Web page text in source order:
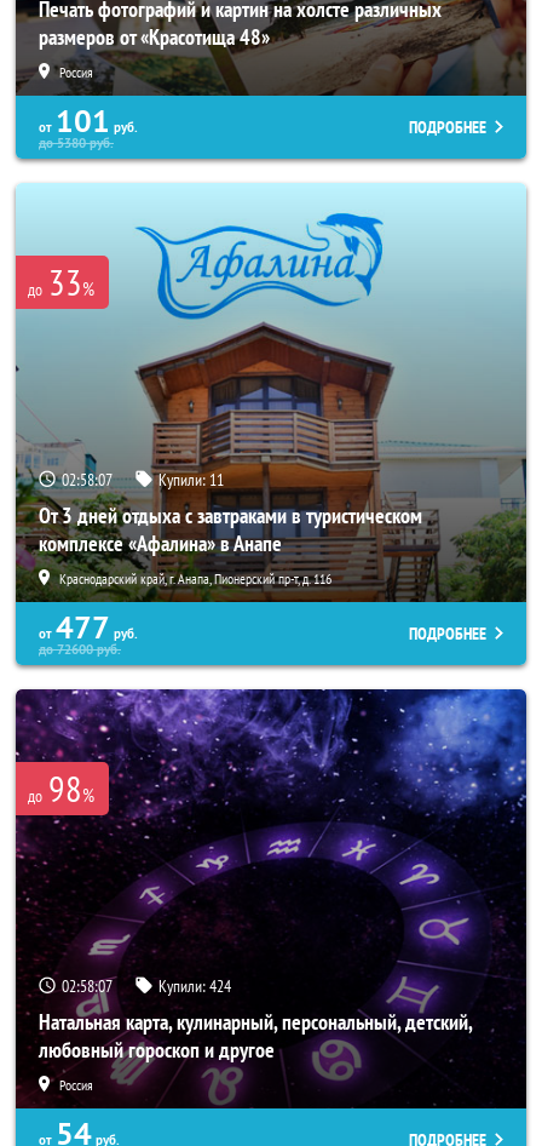
Печать фотографий и картин на холсте различных
размеров от «Красотища 48»
Россия
от 101 руб.
до5380руб.
ПОДРОБНЕЕ
до 33%
02:58:03 Купили:11
От 3 дней отдыха с завтраками в туристическом
комплексе «Афалина» в Анапе
Краснодарский край, г. Анапа, Пионерский пр-т, д. 116
от 477 руб.
до72600руб.
ПОДРОБНЕЕ
до 98%
02:58:03 Купили:424
Натальная карта, кулинарный, персональный, детский,
любовный гороскоп и другое
Россия
от 54 руб. ПОДРОБНЕЕ